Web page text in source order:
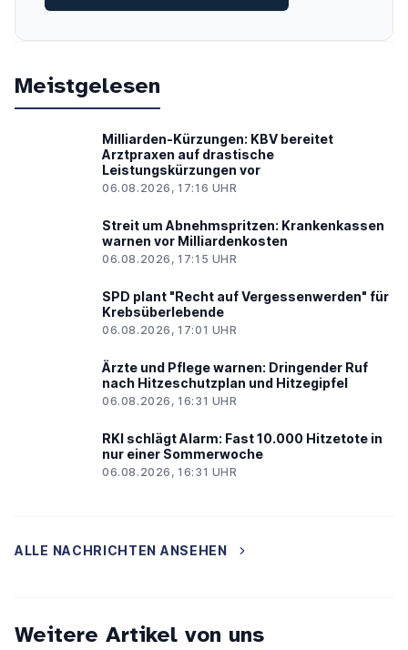
Meistgelesen
Milliarden-Kürzungen: KBV bereitet
Arztpraxen auf drastische
Leistungskürzungen vor
06.08.2026, 17:16 UHR
Streit um Abnehmspritzen: Krankenkassen
warnen vor Milliardenkosten
06.08.2026, 17:15 UHR
SPD plant "Recht auf Vergessenwerden" für
Krebsüberlebende
06.08.2026, 17:01 UHR
Ärzte und Pflege warnen: Dringender Ruf
nach Hitzeschutzplan und Hitzegipfel
06.08.2026, 16:31 UHR
RKI schlägt Alarm: Fast 10.000 Hitzetote in
nur einer Sommerwoche
06.08.2026, 16:31 UHR
ALLE NACHRICHTEN ANSEHEN
Weitere Artikel von uns